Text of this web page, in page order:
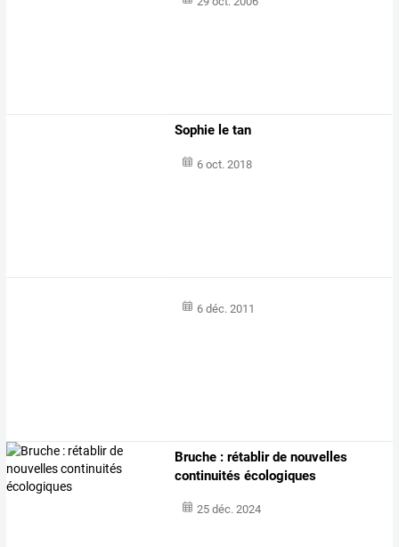
Sophie le tan
6 oct. 2018
6 déc. 2011
Bruche : rétablir de nouvelles
continuités écologiques
25 déc. 2024